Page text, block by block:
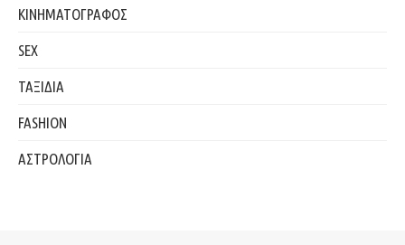
ΚΙΝΗΜΑΤΟΓΡΑΦΟΣ
SEX
ΤΑΞΙΔΙΑ
FASHION
ΑΣΤΡΟΛΟΓΙΑ